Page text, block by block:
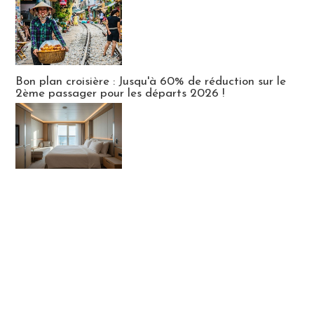
Bon plan croisière : Jusqu'à 60% de réduction sur le
2ème passager pour les départs 2026 !